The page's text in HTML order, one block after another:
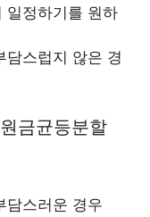
일정하기를 원하
담스럽지 않은 경
금균등분할
담스러운 경우